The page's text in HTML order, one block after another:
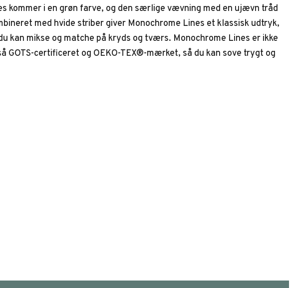
kommer i en grøn farve, og den særlige vævning med en ujævn tråd
med hvide striber giver Monochrome Lines et klassisk udtryk,
kan mikse og matche på kryds og tværs. Monochrome Lines er ikke
certificeret og OEKO-TEX®-mærket, så du kan sove trygt og